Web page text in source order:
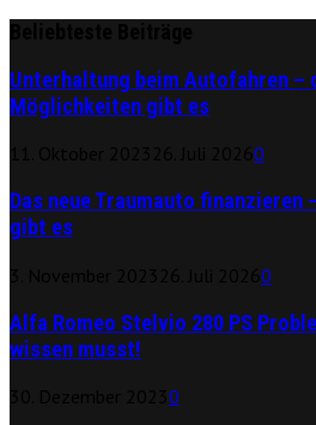
Unterhaltung beim Autofahren –
Möglichkeiten gibt es
0
Das neue Traumauto
gibt es
0
Alfa Romeo Stelvio 280 PS
wissen musst!
0